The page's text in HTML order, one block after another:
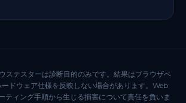
テスターは診断目的のみです。結果はブラウザベ
ドウェア仕様を反映しない場合があります。Web
ティング手順から生じる損害について責任を負いま